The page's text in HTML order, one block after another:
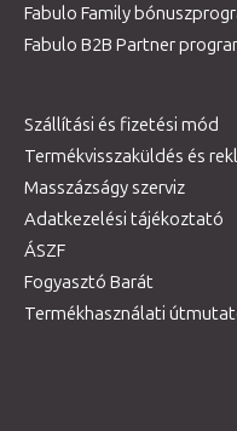
Fabulo Family
Fabulo B2B Partner
Szállítási és fizetési mód
Termékvisszaküldés és
Masszázságy szerviz
Adatkezelési tájékoztató
ÁSZF
Fogyasztó Barát
Termékhasználati